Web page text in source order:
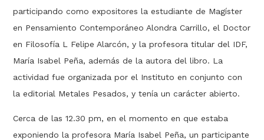
participando como expositores la estudiante de Magíster
en Pensamiento Contemporáneo Alondra Carrillo, el Doctor
en Filosofía L Felipe Alarcón, y la profesora titular del IDF,
María Isabel Peña, además de la autora del libro. La
actividad fue organizada por el Instituto en conjunto con
la editorial Metales Pesados, y tenía un carácter abierto.
Cerca de las 12.30 pm, en el momento en que estaba
exponiendo la profesora María Isabel Peña, un participante